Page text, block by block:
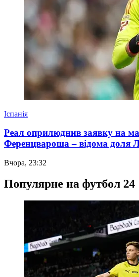
Іспанія
Реал оприлюднив заявку на
Ференцвароша – відома доля
Вчора, 23:32
Популярне на футбол 24